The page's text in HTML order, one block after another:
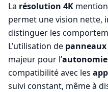
La résolution 4K
permet une vision nette,
distinguer les
L’utilisation de
majeur pour l’
compatibilité avec les
suivi constant, même à